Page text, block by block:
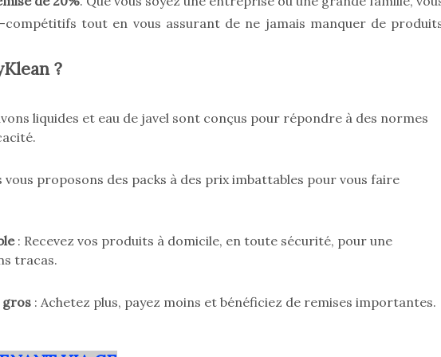
tout en vous assurant de ne jamais manquer de
?
liquides et eau de javel sont conçus pour répondre à des normes
vous proposons des packs à des prix imbattables pour vous faire
: Recevez vos produits à domicile, en toute sécurité, pour une
tracas.
gros: Achetez plus, payez moins et bénéficiez de remises importantes.